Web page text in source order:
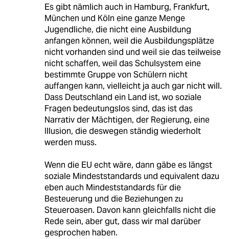
Es gibt nämlich auch in Hamburg, Frankfurt,
München und Köln eine ganze Menge
Jugendliche, die nicht eine Ausbildung
anfangen können, weil die Ausbildungsplätze
nicht vorhanden sind und weil sie das teilweise
nicht schaffen, weil das Schulsystem eine
bestimmte Gruppe von Schülern nicht
auffangen kann, vielleicht ja auch gar nicht will.
Dass Deutschland ein Land ist, wo soziale
Fragen bedeutungslos sind, das ist das
Narrativ der Mächtigen, der Regierung, eine
Illusion, die deswegen ständig wiederholt
werden muss.
Wenn die EU echt wäre, dann gäbe es längst
soziale Mindeststandards und equivalent dazu
eben auch Mindeststandards für die
Besteuerung und die Beziehungen zu
Steueroasen. Davon kann gleichfalls nicht die
Rede sein, aber gut, dass wir mal darüber
gesprochen haben.